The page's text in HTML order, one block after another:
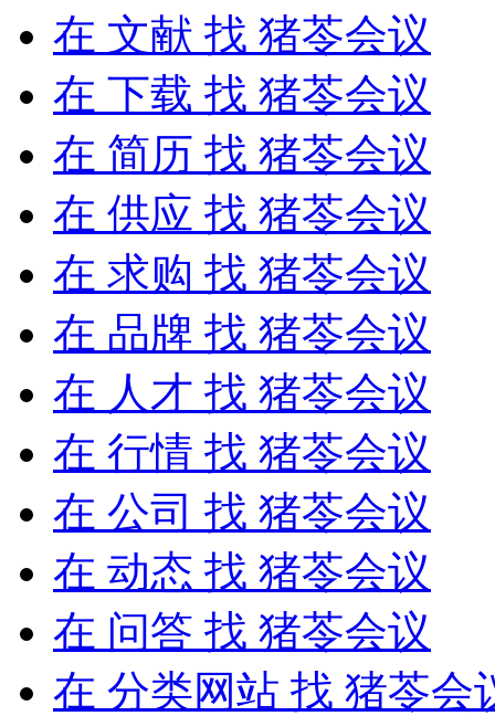
在 文献 找 猪苓会议
在 下载 找 猪苓会议
在 简历 找 猪苓会议
在 供应 找 猪苓会议
在 求购 找 猪苓会议
在 品牌 找 猪苓会议
在 人才 找 猪苓会议
在 行情 找 猪苓会议
在 公司 找 猪苓会议
在 动态 找 猪苓会议
在 问答 找 猪苓会议
在 分类网站 找 猪苓会